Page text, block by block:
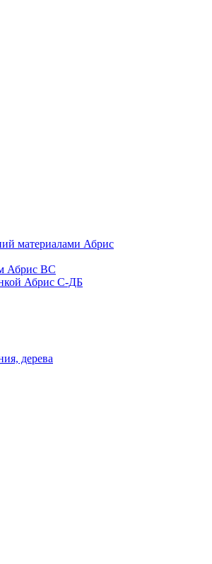
материалами Абрис
Абрис ВС
Абрис С-ДБ
дерева